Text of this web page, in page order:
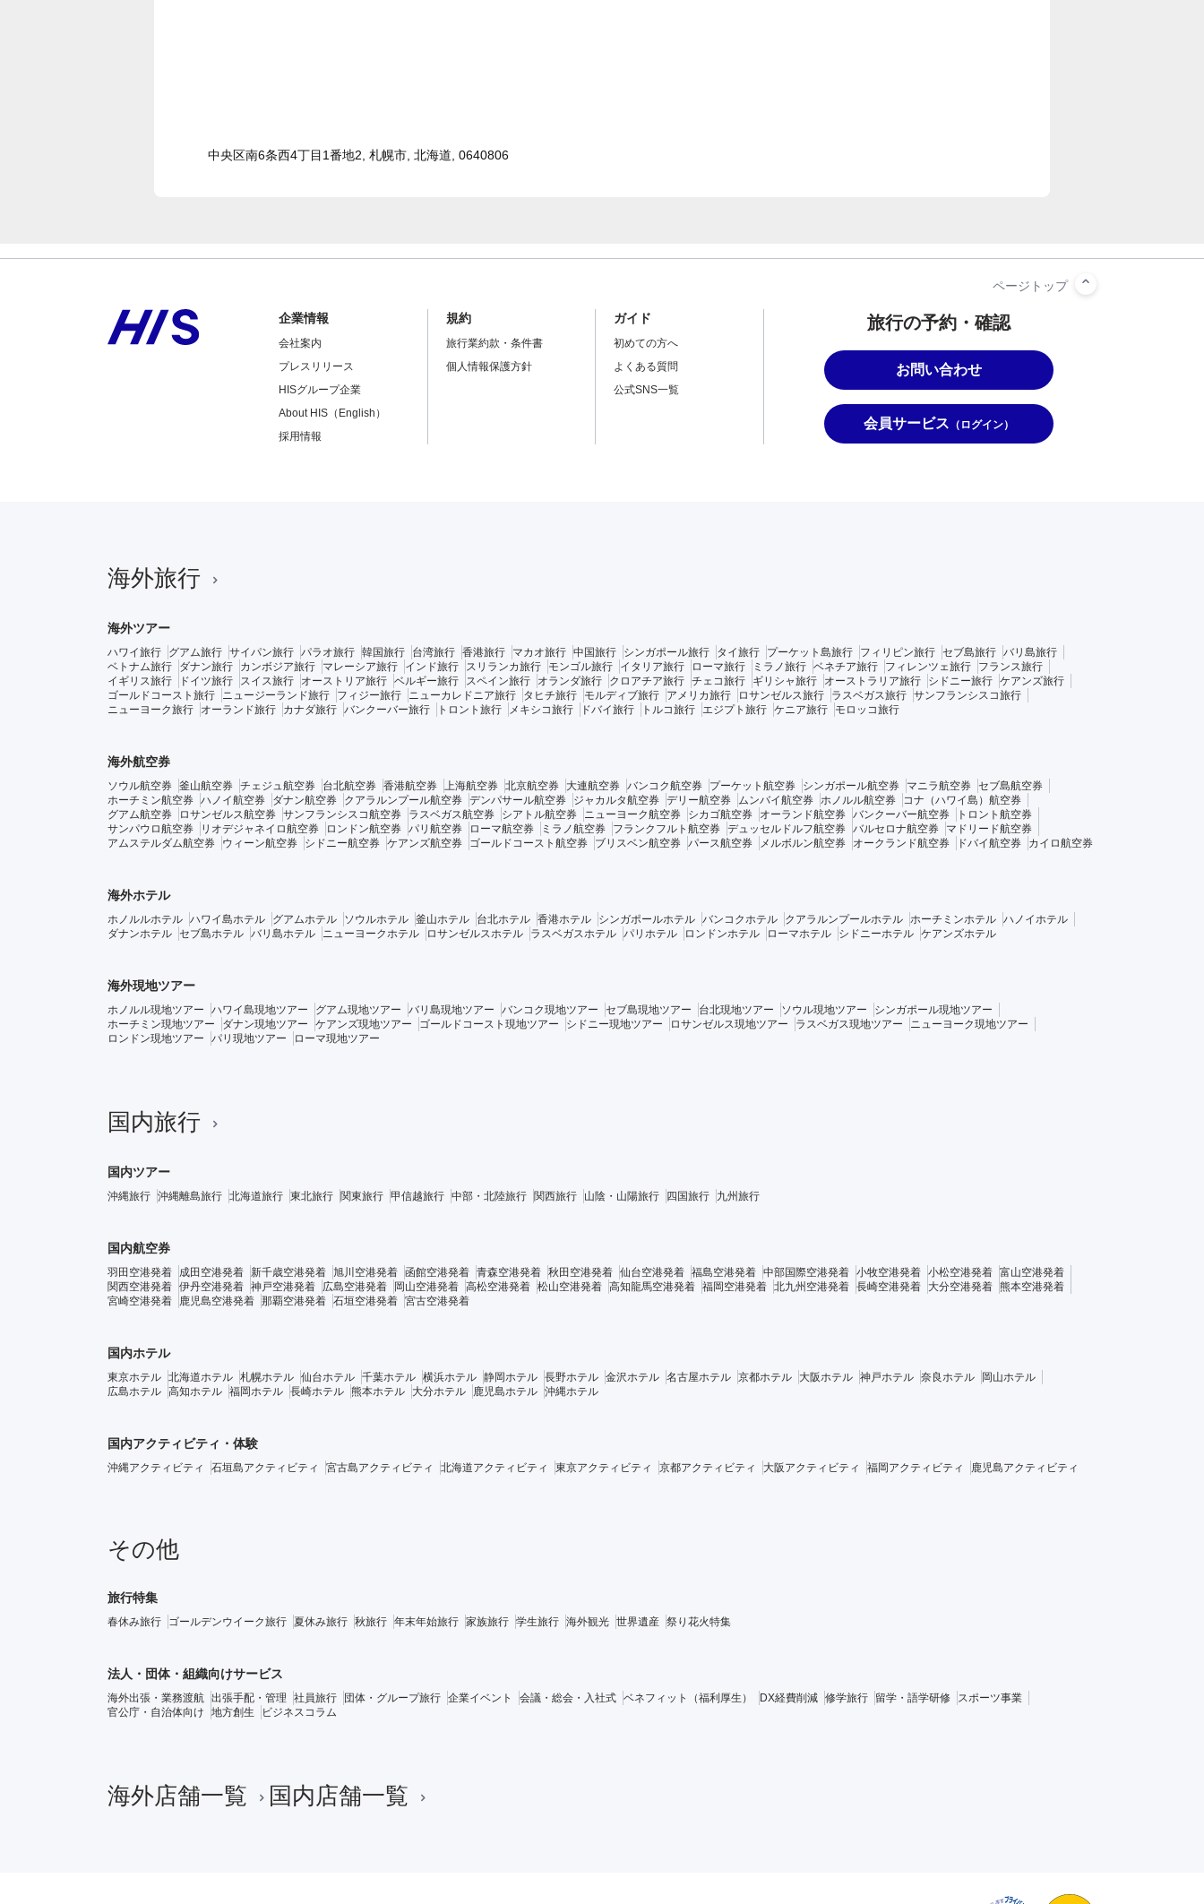
中央区南6条西4丁目1番地2, 札幌市, 北海道, 0640806
旅行の予約・確認
お問い合わせ
会員サービス （ログイン）
企業情報
会社案内
プレスリリース
HISグループ企業
About HIS（English）
採用情報
規約
旅行業約款・条件書
個人情報保護方針
ガイド
初めての方へ
よくある質問
公式SNS一覧
海外旅行
海外ツアー
ハワイ旅行 グアム旅行 サイパン旅行 パラオ旅行 韓国旅行 台湾旅行 香港旅行 マカオ旅行 中国旅行 シンガポール旅行 タイ旅行 プーケット島旅行 フィリピン旅行 セブ島旅行 バリ島旅行
ベトナム旅行
ダナン旅行 カンボジア旅行 マレーシア旅行 インド旅行 スリランカ旅行 モンゴル旅行 イタリア旅行 ローマ旅行 ミラノ旅行 ベネチア旅行 フィレンツェ旅行
フランス旅行
イギリス旅行
ドイツ旅行 スイス旅行 オーストリア旅行 ベルギー旅行 スペイン旅行 オランダ旅行 クロアチア旅行 チェコ旅行 ギリシャ旅行 オーストラリア旅行 シドニー旅行 ケアンズ旅行
ゴールドコースト旅行
ニュージーランド旅行 フィジー旅行 ニューカレドニア旅行 タヒチ旅行 モルディブ旅行 アメリカ旅行 ロサンゼルス旅行 ラスベガス旅行 サンフランシスコ旅行
ニューヨーク旅行
オーランド旅行 カナダ旅行 バンクーバー旅行 トロント旅行 メキシコ旅行 ドバイ旅行 トルコ旅行 エジプト旅行 ケニア旅行 モロッコ旅行
海外航空券
ソウル航空券 釜山航空券 チェジュ航空券 台北航空券 香港航空券 上海航空券 北京航空券 大連航空券 バンコク航空券 プーケット航空券 シンガポール航空券 マニラ航空券 セブ島航空券
ホーチミン航空券 ハノイ航空券 ダナン航空券 クアラルンプール航空券 デンパサール航空券 ジャカルタ航空券 デリー航空券 ムンバイ航空券 ホノルル航空券
コナ（ハワイ島）航空券
グアム航空券
ロサンゼルス航空券 サンフランシスコ航空券 ラスベガス航空券 シアトル航空券 ニューヨーク航空券 シカゴ航空券 オーランド航空券 バンクーバー航空券
トロント航空券
サンパウロ航空券
リオデジャネイロ航空券 ロンドン航空券 パリ航空券 ローマ航空券 ミラノ航空券 フランクフルト航空券 デュッセルドルフ航空券 バルセロナ航空券
マドリード航空券
アムステルダム航空券
ウィーン航空券 シドニー航空券 ケアンズ航空券 ゴールドコースト航空券 ブリスベン航空券 パース航空券 メルボルン航空券 オークランド航空券 ドバイ航空券 カイロ航空券
海外ホテル
ホノルルホテル ハワイ島ホテル グアムホテル ソウルホテル 釜山ホテル 台北ホテル 香港ホテル シンガポールホテル バンコクホテル クアラルンプールホテル ホーチミンホテル ハノイホテル
ダナンホテル セブ島ホテル バリ島ホテル ニューヨークホテル ロサンゼルスホテル ラスベガスホテル パリホテル ロンドンホテル ローマホテル シドニーホテル ケアンズホテル
海外現地ツアー
ホノルル現地ツアー ハワイ島現地ツアー グアム現地ツアー バリ島現地ツアー バンコク現地ツアー セブ島現地ツアー 台北現地ツアー ソウル現地ツアー
シンガポール現地ツアー
ホーチミン現地ツアー
ダナン現地ツアー ケアンズ現地ツアー ゴールドコースト現地ツアー シドニー現地ツアー ロサンゼルス現地ツアー ラスベガス現地ツアー
ニューヨーク現地ツアー
ロンドン現地ツアー
パリ現地ツアー ローマ現地ツアー
国内旅行
国内ツアー
沖縄旅行 沖縄離島旅行 北海道旅行 東北旅行 関東旅行 甲信越旅行 中部・北陸旅行 関西旅行 山陰・山陽旅行 四国旅行 九州旅行
国内航空券
羽田空港発着 成田空港発着 新千歳空港発着 旭川空港発着 函館空港発着 青森空港発着 秋田空港発着 仙台空港発着 福島空港発着 中部国際空港発着 小牧空港発着 小松空港発着 富山空港発着
関西空港発着 伊丹空港発着 神戸空港発着 広島空港発着 岡山空港発着 高松空港発着 松山空港発着 高知龍馬空港発着 福岡空港発着 北九州空港発着 長崎空港発着 大分空港発着 熊本空港発着
宮崎空港発着
鹿児島空港発着 那覇空港発着 石垣空港発着 宮古空港発着
国内ホテル
東京ホテル 北海道ホテル 札幌ホテル 仙台ホテル 千葉ホテル 横浜ホテル 静岡ホテル 長野ホテル 金沢ホテル 名古屋ホテル 京都ホテル 大阪ホテル 神戸ホテル 奈良ホテル
岡山ホテル
広島ホテル 高知ホテル 福岡ホテル 長崎ホテル 熊本ホテル 大分ホテル 鹿児島ホテル 沖縄ホテル
国内アクティビティ・体験
沖縄アクティビティ 石垣島アクティビティ 宮古島アクティビティ 北海道アクティビティ 東京アクティビティ 京都アクティビティ 大阪アクティビティ 福岡アクティビティ 鹿児島アクティビティ
その他
旅行特集
春休み旅行 ゴールデンウイーク旅行 夏休み旅行 秋旅行 年末年始旅行 家族旅行 学生旅行 海外観光 世界遺産 祭り花火特集
法人・団体・組織向けサービス
海外出張・業務渡航 出張手配・管理 社員旅行 団体・グループ旅行 企業イベント 会議・総会・入社式 ベネフィット（福利厚生） DX経費削減 修学旅行 留学・語学研修
スポーツ事業
官公庁・自治体向け
地方創生 ビジネスコラム
海外店舗一覧 国内店舗一覧